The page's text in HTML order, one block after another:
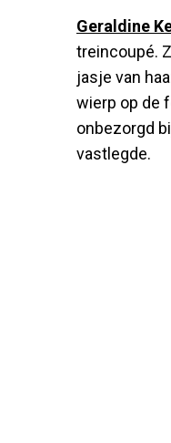
Geraldine
treincoupé.
jasje van
wierp op de
onbezorgd
vastlegde.